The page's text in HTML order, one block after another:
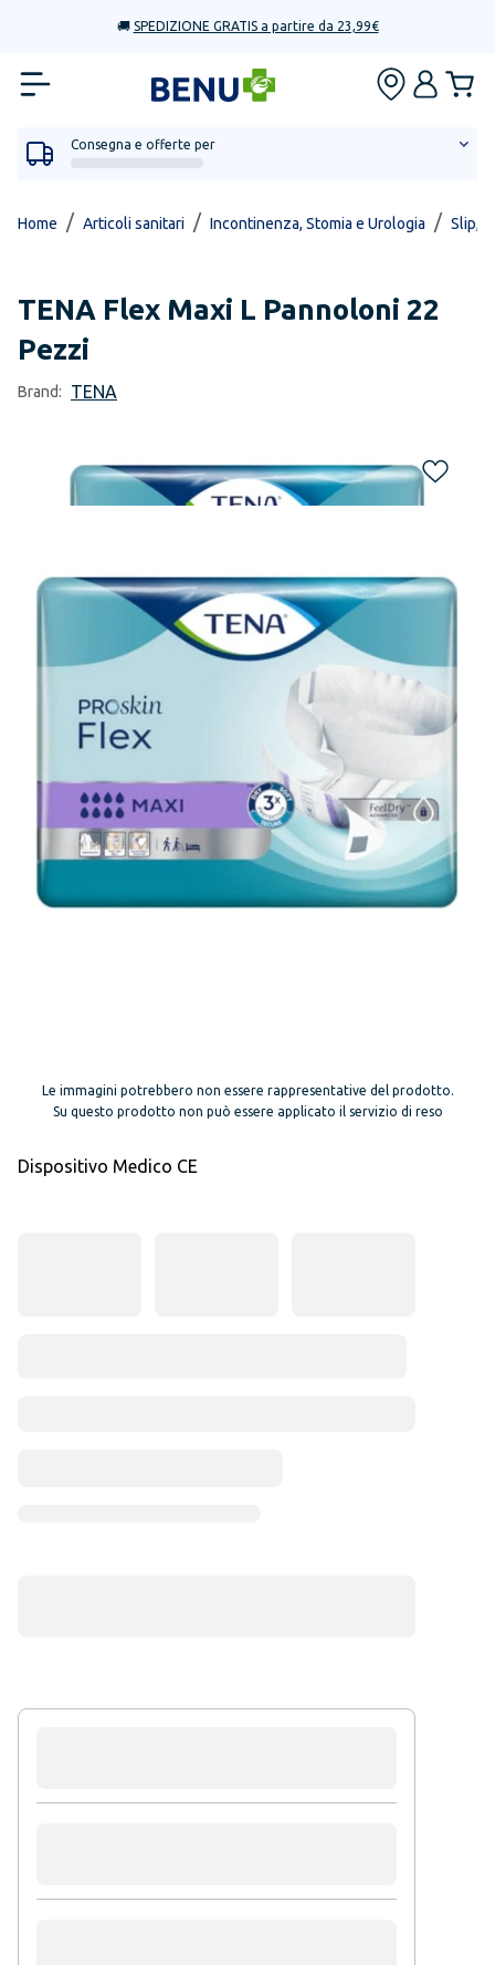
🚚 SPEDIZIONE GRATIS a partire da 23,99€
Consegna e offerte per
Home / Articoli sanitari / Incontinenza, Stomia e Urologia / Slip,
TENA Flex Maxi L Pannoloni 22
Pezzi
Brand: TENA
Le immagini potrebbero non essere rappresentative del prodotto.
Su questo prodotto non può essere applicato il servizio di reso
Dispositivo Medico CE